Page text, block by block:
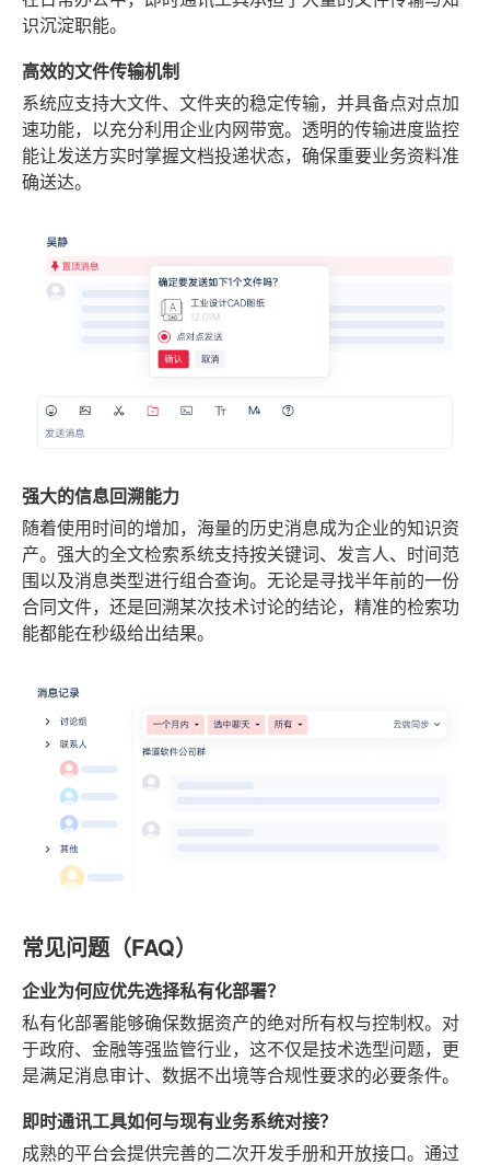
识沉淀职能。
高效的文件传输机制
系统应支持大文件、文件夹的稳定传输，并具备点对点加
速功能，以充分利用企业内网带宽。透明的传输进度监控
能让发送方实时掌握文档投递状态，确保重要业务资料准
确送达。
强大的信息回溯能力
随着使用时间的增加，海量的历史消息成为企业的知识资
产。强大的全文检索系统支持按关键词、发言人、时间范
围以及消息类型进行组合查询。无论是寻找半年前的一份
合同文件，还是回溯某次技术讨论的结论，精准的检索功
能都能在秒级给出结果。
常见问题（FAQ）
企业为何应优先选择私有化部署？
私有化部署能够确保数据资产的绝对所有权与控制权。对
于政府、金融等强监管行业，这不仅是技术选型问题，更
是满足消息审计、数据不出境等合规性要求的必要条件。
即时通讯工具如何与现有业务系统对接？
成熟的平台会提供完善的二次开发手册和开放接口。通过